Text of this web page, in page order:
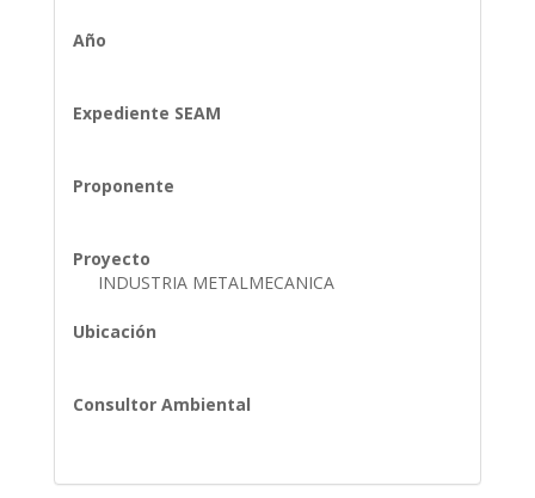
Año
Expediente SEAM
Proponente
Proyecto
INDUSTRIA METALMECANICA
Ubicación
Consultor Ambiental